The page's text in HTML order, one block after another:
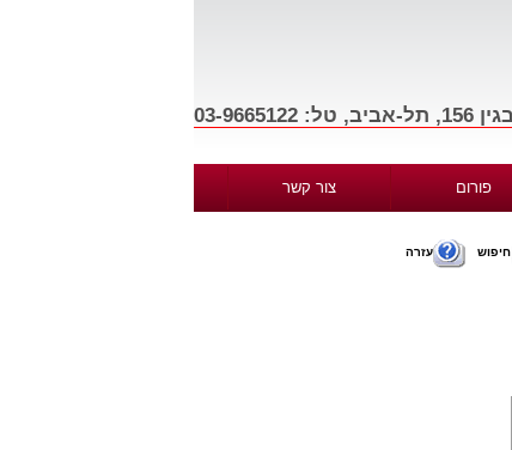
פורום צור קשר
חיפוש עזרה